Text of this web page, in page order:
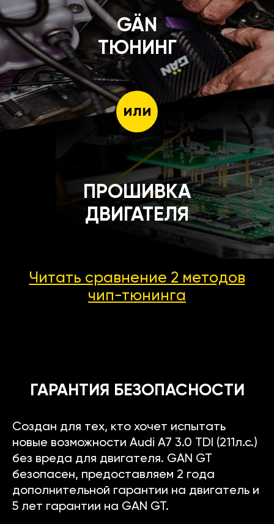
GÄN
ТЮНИНГ
или
ПРОШИВКА
ДВИГАТЕЛЯ
Читать сравнение 2 методов
чип-тюнинга
ГАРАНТИЯ БЕЗОПАСНОСТИ
Создан для тех, кто хочет испытать
новые возможности Audi A7 3.0 TDI (211л.с.)
без вреда для двигателя. GAN GT
безопасен, предоставляем 2 года
дополнительной гарантии на двигатель и
5 лет гарантии на GAN GT.